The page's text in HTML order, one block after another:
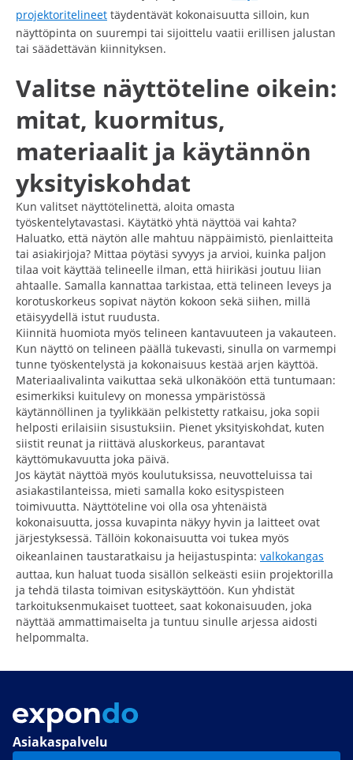
projektoritelineet täydentävät kokonaisuutta silloin, kun
näyttöpinta on suurempi tai sijoittelu vaatii erillisen jalustan
tai säädettävän kiinnityksen.
Valitse näyttöteline oikein:
mitat, kuormitus,
materiaalit ja käytännön
yksityiskohdat
Kun valitset näyttötelinettä, aloita omasta
työskentelytavastasi. Käytätkö yhtä näyttöä vai kahta?
Haluatko, että näytön alle mahtuu näppäimistö, pienlaitteita
tai asiakirjoja? Mittaa pöytäsi syvyys ja arvioi, kuinka paljon
tilaa voit käyttää telineelle ilman, että hiirikäsi joutuu liian
ahtaalle. Samalla kannattaa tarkistaa, että telineen leveys ja
korotuskorkeus sopivat näytön kokoon sekä siihen, millä
etäisyydellä istut ruudusta.
Kiinnitä huomiota myös telineen kantavuuteen ja vakauteen.
Kun näyttö on telineen päällä tukevasti, sinulla on varmempi
tunne työskentelystä ja kokonaisuus kestää arjen käyttöä.
Materiaalivalinta vaikuttaa sekä ulkonäköön että tuntumaan:
esimerkiksi kuitulevy on monessa ympäristössä
käytännöllinen ja tyylikkään pelkistetty ratkaisu, joka sopii
helposti erilaisiin sisustuksiin. Pienet yksityiskohdat, kuten
siistit reunat ja riittävä aluskorkeus, parantavat
käyttömukavuutta joka päivä.
Jos käytät näyttöä myös koulutuksissa, neuvotteluissa tai
asiakastilanteissa, mieti samalla koko esityspisteen
toimivuutta. Näyttöteline voi olla osa yhtenäistä
kokonaisuutta, jossa kuvapinta näkyy hyvin ja laitteet ovat
järjestyksessä. Tällöin kokonaisuutta voi tukea myös
oikeanlainen taustaratkaisu ja heijastuspinta: valkokangas
auttaa, kun haluat tuoda sisällön selkeästi esiin projektorilla
ja tehdä tilasta toimivan esityskäyttöön. Kun yhdistät
tarkoituksenmukaiset tuotteet, saat kokonaisuuden, joka
näyttää ammattimaiselta ja tuntuu sinulle arjessa aidosti
helpommalta.
Asiakaspalvelu